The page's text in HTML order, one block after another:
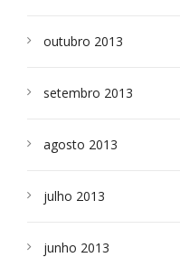
outubro 2013
setembro 2013
agosto 2013
julho 2013
junho 2013